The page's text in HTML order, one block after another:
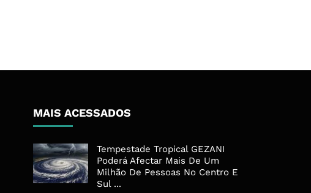
MAIS ACESSADOS
Tempestade Tropical GEZANI
Poderá Afectar Mais De Um
Milhão De Pessoas No Centro E
Sul ...